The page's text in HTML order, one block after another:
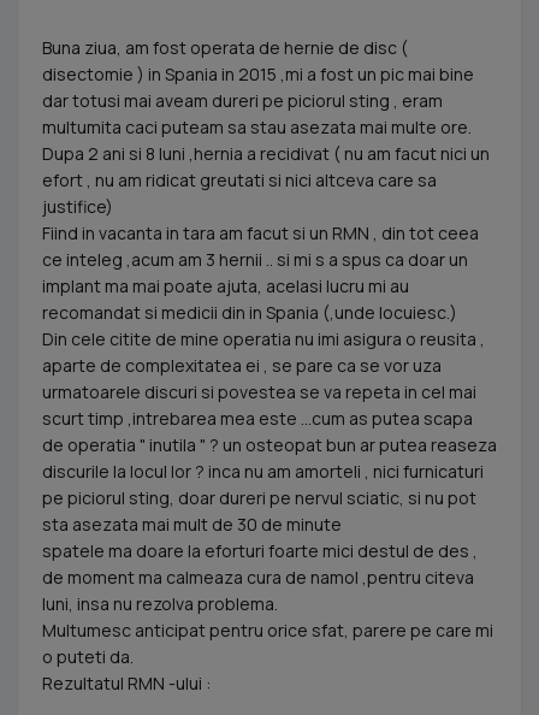
Buna ziua, am fost operata de hernie de disc (
disectomie ) in Spania in 2015 ,mi a fost un pic mai bine
dar totusi mai aveam dureri pe piciorul sting , eram
multumita caci puteam sa stau asezata mai multe ore.
Dupa 2 ani si 8 luni ,hernia a recidivat ( nu am facut nici un
efort , nu am ridicat greutati si nici altceva care sa
justifice)
Fiind in vacanta in tara am facut si un RMN , din tot ceea
ce inteleg ,acum am 3 hernii .. si mi s a spus ca doar un
implant ma mai poate ajuta, acelasi lucru mi au
recomandat si medicii din in Spania (,unde locuiesc.)
Din cele citite de mine operatia nu imi asigura o reusita ,
aparte de complexitatea ei , se pare ca se vor uza
urmatoarele discuri si povestea se va repeta in cel mai
scurt timp ,intrebarea mea este ...cum as putea scapa
de operatia " inutila " ? un osteopat bun ar putea reaseza
discurile la locul lor ? inca nu am amorteli , nici furnicaturi
pe piciorul sting, doar dureri pe nervul sciatic, si nu pot
sta asezata mai mult de 30 de minute
spatele ma doare la eforturi foarte mici destul de des ,
de moment ma calmeaza cura de namol ,pentru citeva
luni, insa nu rezolva problema.
Multumesc anticipat pentru orice sfat, parere pe care mi
o puteti da.
Rezultatul RMN -ului :